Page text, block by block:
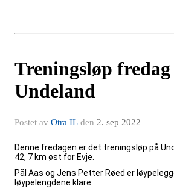
Treningsløp fredag
Undeland
Postet av Otra IL den 2. sep 2022
Denne fredagen er det treningsløp på
42, 7 km øst for Evje.
Pål Aas og Jens Petter Røed er
løypelengdene klare: